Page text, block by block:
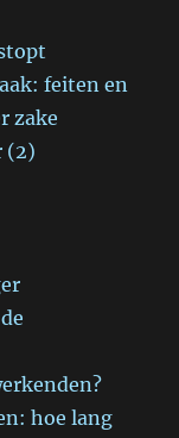
feiten en
zake
(2)
hoe lang